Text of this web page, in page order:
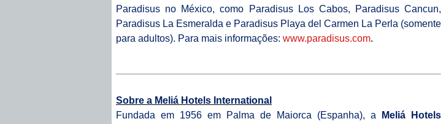
Paradisus no México, como Paradisus Los Cabos, Paradisus Cancun,
Paradisus La Esmeralda e Paradisus Playa del Carmen La Perla (somente
para adultos). Para mais informações: www.paradisus.com.
Sobre a Meliá Hotels International
Fundada em 1956 em Palma de Maiorca (Espanha), a
Meliá Hotels